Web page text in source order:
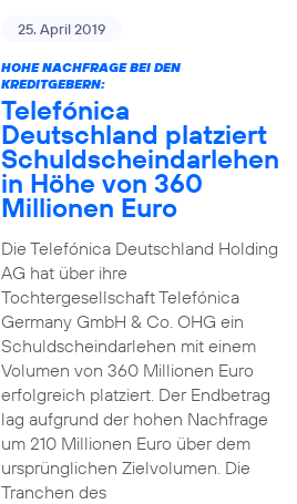
25. April 2019
HOHE NACHFRAGE BEI DEN
KREDITGEBERN:
Telefónica
Deutschland platziert
Schuldscheindarlehen
in Höhe von 360
Millionen Euro
Die Telefónica Deutschland Holding
AG hat über ihre
Tochtergesellschaft Telefónica
Germany GmbH & Co. OHG ein
Schuldscheindarlehen mit einem
Volumen von 360 Millionen Euro
erfolgreich platziert. Der Endbetrag
lag aufgrund der hohen Nachfrage
um 210 Millionen Euro über dem
ursprünglichen Zielvolumen. Die
Tranchen des